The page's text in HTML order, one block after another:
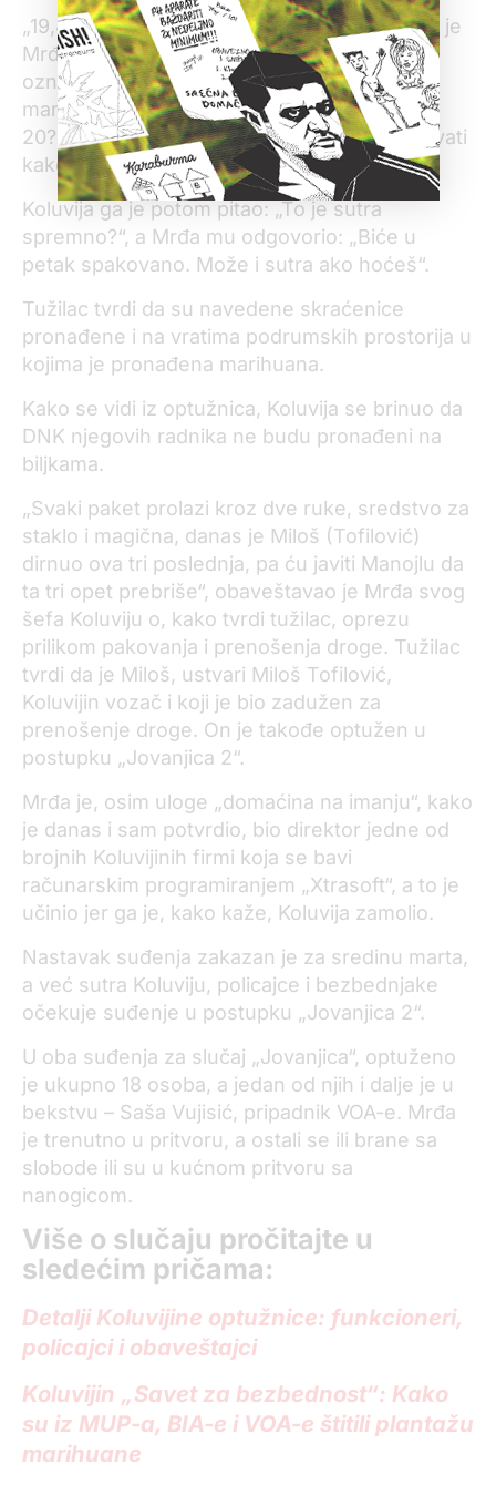
„19,4 AMX i 0,6 ima od MM, OG i GG“, poslao je
Mrđa poruku Koluviji, a tužilac tvrdi da su
oznake MM, OG i GG skraćenice za sorte
marihuane. Koluvija ga je zatim pitao „Znači
20?“, a Mrđa odgovorio: „To ćemo im upakovati
kako ima, za probu. Da.“
Koluvija ga je potom pitao: „To je sutra
spremno?“, a Mrđa mu odgovorio: „Biće u
petak spakovano. Može i sutra ako hoćeš“.
Tužilac tvrdi da su navedene skraćenice
pronađene i na vratima podrumskih prostorija u
kojima je pronađena marihuana.
Kako se vidi iz optužnica, Koluvija se brinuo da
DNK njegovih radnika ne budu pronađeni na
biljkama.
„Svaki paket prolazi kroz dve ruke, sredstvo za
staklo i magična, danas je Miloš (Tofilović)
dirnuo ova tri poslednja, pa ću javiti Manojlu da
ta tri opet prebriše“, obaveštavao je Mrđa svog
šefa Koluviju o, kako tvrdi tužilac, oprezu
prilikom pakovanja i prenošenja droge. Tužilac
tvrdi da je Miloš, ustvari Miloš Tofilović,
Koluvijin vozač i koji je bio zadužen za
prenošenje droge. On je takođe optužen u
postupku „Jovanjica 2“.
Mrđa je, osim uloge „domaćina na imanju“, kako
je danas i sam potvrdio, bio direktor jedne od
brojnih Koluvijinih firmi koja se bavi
računarskim programiranjem „Xtrasoft“, a to je
učinio jer ga je, kako kaže, Koluvija zamolio.
Nastavak suđenja zakazan je za sredinu marta,
a već sutra Koluviju, policajce i bezbednjake
očekuje suđenje u postupku „Jovanjica 2“.
U oba suđenja za slučaj „Jovanjica“, optuženo
je ukupno 18 osoba, a jedan od njih i dalje je u
bekstvu – Saša Vujisić, pripadnik VOA-e. Mrđa
je trenutno u pritvoru, a ostali se ili brane sa
slobode ili su u kućnom pritvoru sa
nanogicom.
Više o slučaju pročitajte u
sledećim pričama:
Detalji Koluvijine optužnice: funkcioneri,
policajci i obaveštajci
Koluvijin „Savet za bezbednost“: Kako
su iz MUP-a, BIA-e i VOA-e štitili plantažu
marihuane